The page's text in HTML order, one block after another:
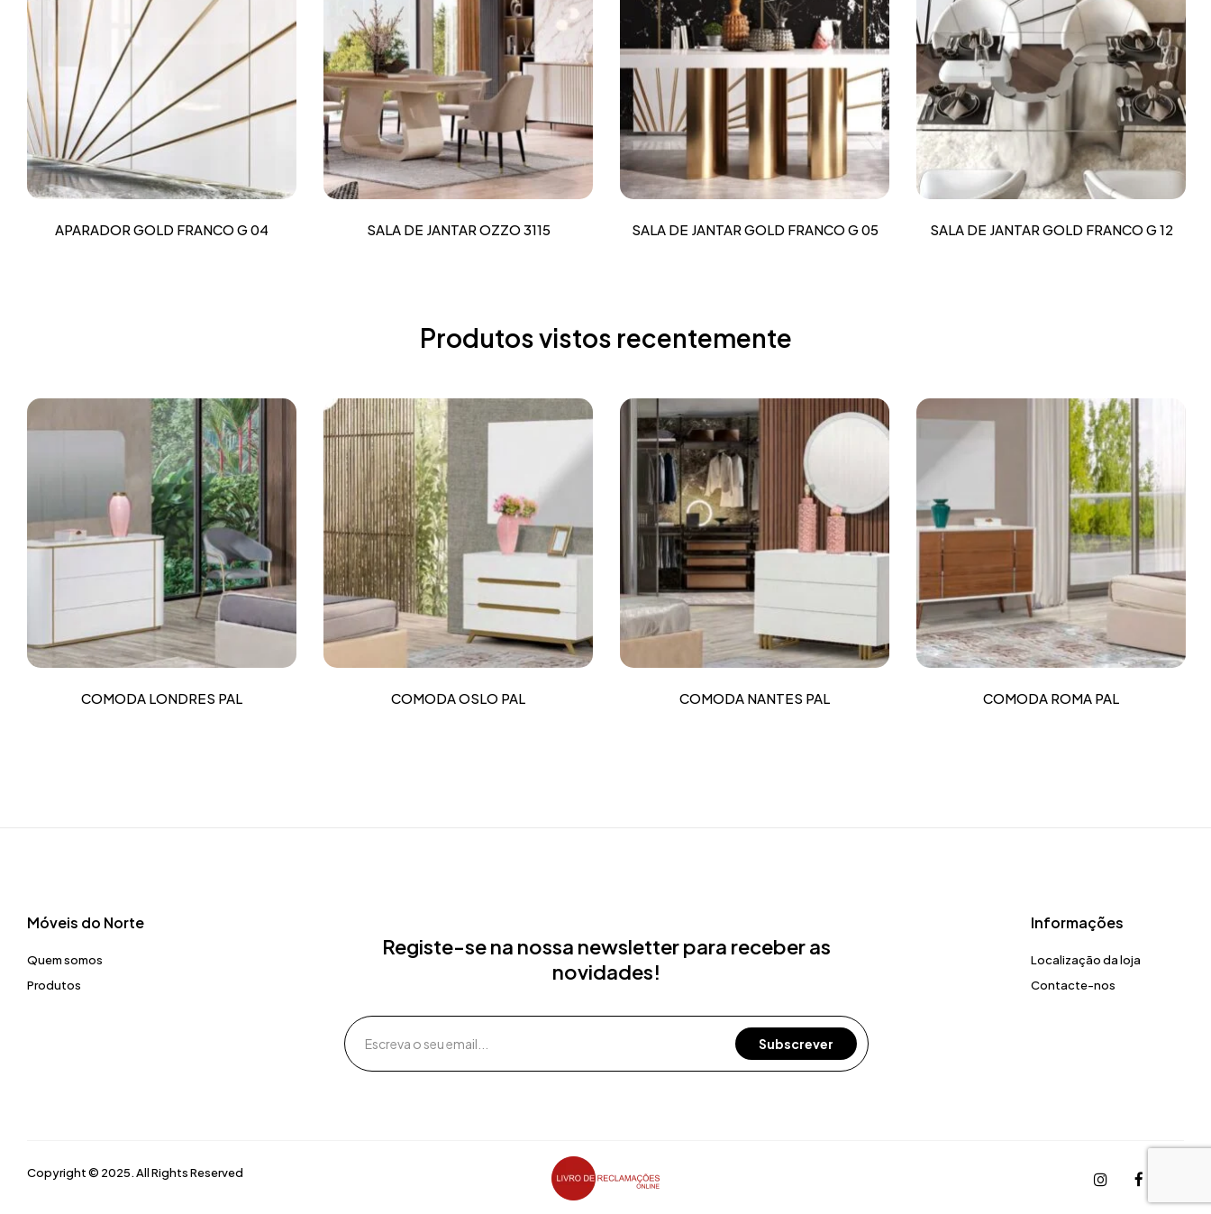
APARADOR GOLD FRANCO G 04 SALA DE JANTAR OZZO 3115 SALA DE JANTAR GOLD FRANCO G 05 SALA DE JANTAR GOLD FRANCO G 12
Produtos vistos recentemente
COMODA LONDRES PAL COMODA OSLO PAL COMODA NANTES PAL COMODA ROMA PAL
Móveis do Norte​
Quem somos
Produtos
Registe-se na nossa newsletter para receber as
novidades!
Informações
Localização da loja
Contacte-nos
Copyright © 2025. All Rights Reserved